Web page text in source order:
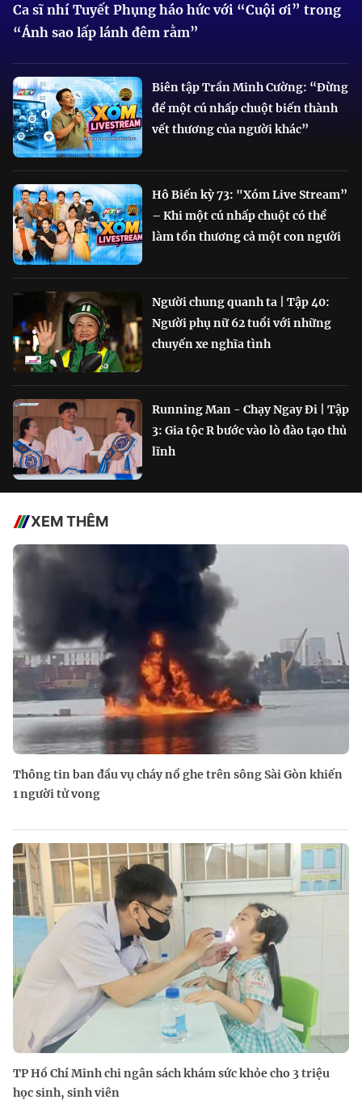
Ca sĩ nhí Tuyết Phụng háo hức với “Cuội ơi” trong
“Ánh sao lấp lánh đêm rằm”
Biên tập Trần Minh Cường: “Đừng
để một cú nhấp chuột biến thành
vết thương của người khác”
Hô Biến kỳ 73: "Xóm Live Stream”
– Khi một cú nhấp chuột có thể
làm tổn thương cả một con người
Người chung quanh ta | Tập 40:
Người phụ nữ 62 tuổi với những
chuyến xe nghĩa tình
Running Man - Chạy Ngay Đi | Tập
3: Gia tộc R bước vào lò đào tạo thủ
lĩnh
XEM THÊM
Thông tin ban đầu vụ cháy nổ ghe trên sông Sài Gòn khiến
1 người tử vong
TP Hồ Chí Minh chi ngân sách khám sức khỏe cho 3 triệu
học sinh, sinh viên